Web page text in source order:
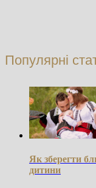
Популярні
Як зберегти
дитини